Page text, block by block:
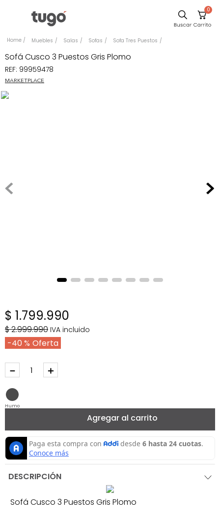
0
Muebles Salas Sofas Sofa Tres Puestos
Sofá Cusco 3 Puestos Gris Plomo
REF: 99959478
MARKETPLACE
$ 1.799.990
$2.999.990 IVA incluido
40 %
＋
－
Humo
Agregar al carrito
DESCRIPCIÓN
Sofá Cusco 3 Puestos Gris Plomo
Comedor
Escritorio